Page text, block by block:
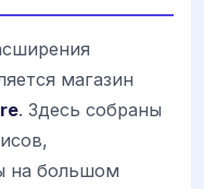
магазин
. Здесь собраны
на большом